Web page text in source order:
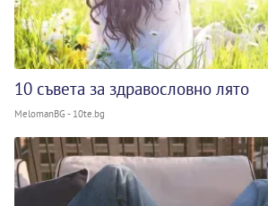
10 съвета за здравословно лято
MelomanBG - 10te.bg